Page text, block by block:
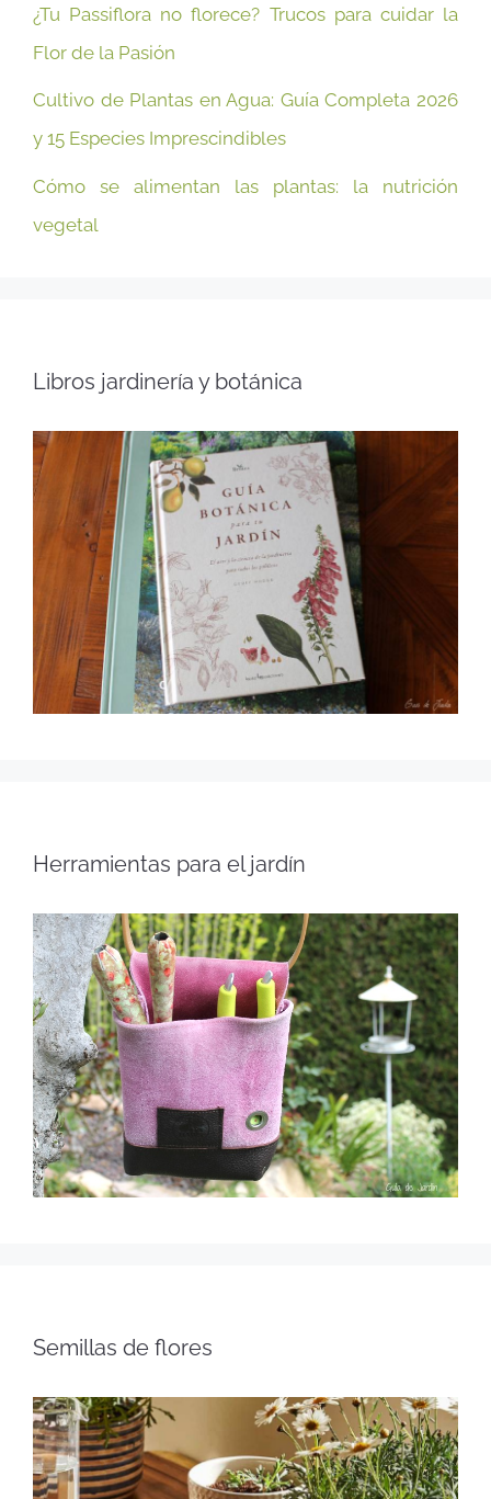
¿Tu Passiflora no florece? Trucos para cuidar la
Flor de la Pasión
Cultivo de Plantas en Agua: Guía Completa 2026
y 15 Especies Imprescindibles
Cómo se alimentan las plantas: la nutrición
vegetal
Libros jardinería y botánica
Herramientas para el jardín
Semillas de flores